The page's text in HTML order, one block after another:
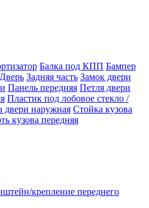
Балка под КПП Бампер
Дверь Задняя часть Замок двери
Панель передняя Петля двери
Пластик под лобовое стекло /
двери наружная Стойка кузова
кузова передняя
крепление переднего